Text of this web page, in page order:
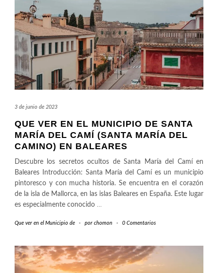
3 de junio de 2023
QUE VER EN EL MUNICIPIO DE SANTA
MARÍA DEL CAMÍ (SANTA MARÍA DEL
CAMINO) EN BALEARES
Descubre los secretos ocultos de Santa María del Camí en
Baleares Introducción: Santa María del Camí es un municipio
pintoresco y con mucha historia. Se encuentra en el corazón
de la isla de Mallorca, en las islas Baleares en España. Este lugar
es especialmente conocido …
Que ver en el Municipio de - por chomon - 0 Comentarios